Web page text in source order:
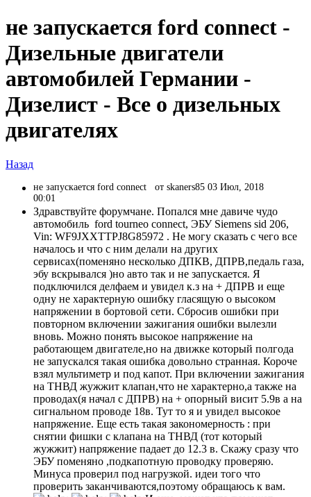
не запускается ford connect -
Дизельные двигатели
автомобилей Германии -
Дизелист - Все о дизельных
двигателях
Назад
не запускается ford connect от skaners85 03 Июл, 2018
00:01
Здравствуйте форумчане. Попался мне давиче чудо
автомобиль ford tourneo connect, ЭБУ Siemens sid 206,
Vin: WF9JXXTTPJ8G85972 . Не могу сказать с чего все
началось и что с ним делали на других
сервисах(поменяно несколько ДПКВ, ДПРВ,педаль газа,
эбу вскрывался )но авто так и не запускается. Я
подключился делфаем и увидел к.з на + ДПРВ и еще
одну не характерную ошибку гласящую о высоком
напряжении в бортовой сети. Сбросив ошибки при
повторном включении зажигания ошибки вылезли
вновь. Можно понять высокое напряжение на
работающем двигателе,но на движке который полгода
не запускался такая ошибка довольно странная. Короче
взял мультиметр и под капот. При включении зажигания
на ТНВД жужжит клапан,что не характерно,а также на
проводах(я начал с ДПРВ) на + опорный висит 5.9в а на
сигнальном проводе 18в. Тут то я и увидел высокое
напряжение. Еще есть такая закономерность : при
снятии фишки с клапана на ТНВД (тот который
жужжит) напряжение падает до 12.3 в. Скажу сразу что
ЭБУ поменяно ,подкапотную проводку проверяю.
Минуса проверил под нагрузкой. идеи того что
проверить заканчиваются,поэтому обращаюсь к вам.